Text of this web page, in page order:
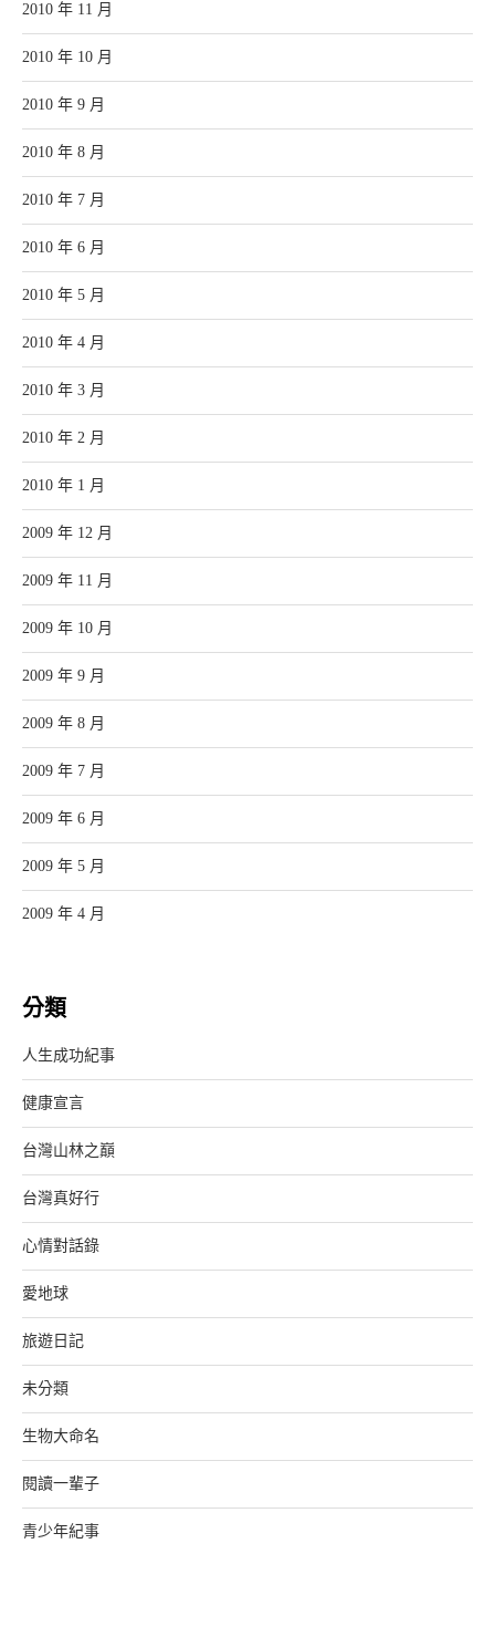
2010 年 11 月
2010 年 10 月
2010 年 9 月
2010 年 8 月
2010 年 7 月
2010 年 6 月
2010 年 5 月
2010 年 4 月
2010 年 3 月
2010 年 2 月
2010 年 1 月
2009 年 12 月
2009 年 11 月
2009 年 10 月
2009 年 9 月
2009 年 8 月
2009 年 7 月
2009 年 6 月
2009 年 5 月
2009 年 4 月
分類
人生成功紀事
健康宣言
台灣山林之巔
台灣真好行
心情對話錄
愛地球
旅遊日記
未分類
生物大命名
閱讀一輩子
青少年紀事